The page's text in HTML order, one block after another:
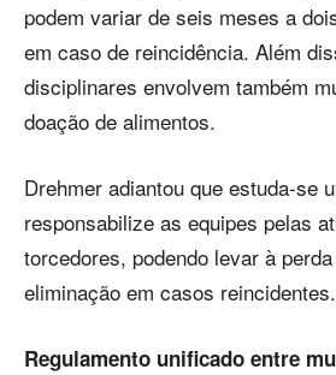
podem variar de seis meses a
em caso de reincidência. Além
disciplinares envolvem também
doação de alimentos.
Drehmer adiantou que estuda-se
responsabilize as equipes pelas
torcedores, podendo levar à
eliminação em casos reincidentes.
Regulamento unificado entre